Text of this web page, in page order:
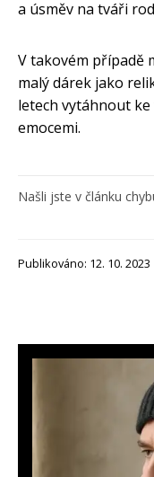
a úsměv na tváři
V takovém případě
malý dárek jako
letech vytáhnout
emocemi.
Našli jste v článku
Publikováno: 12. 10. 2023